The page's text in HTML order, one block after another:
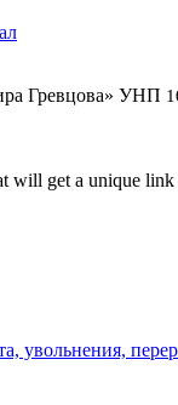
Гревцова» УНП
will get a unique
увольнения,